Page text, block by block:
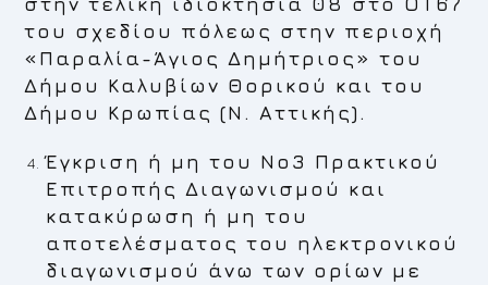
του σχεδίου πόλεως στην περιοχή
«Παραλία-Άγιος Δημήτριος» του
Δήμου Καλυβίων Θορικού και του
Δήμου Κρωπίας (Ν. Αττικής).
Έγκριση ή μη του Νο3 Πρακτικού
Επιτροπής Διαγωνισμού και
κατακύρωση ή μη του
αποτελέσματος του ηλεκτρονικού
διαγωνισμού άνω των ορίων με